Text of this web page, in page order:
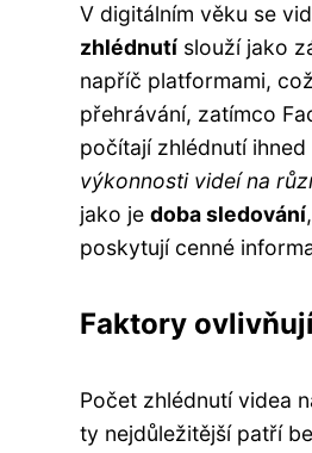
V digitálním věku se
zhlédnutí slouží jako
napříč platformami,
přehrávání, zatímco
počítají zhlédnutí
výkonnosti videí na
jako je doba sledování
poskytují cenné
Faktory
Počet zhlédnutí videa
ty nejdůležitější patří